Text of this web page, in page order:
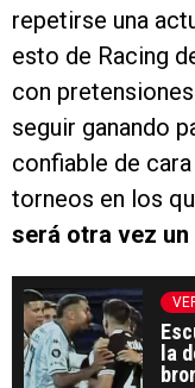
repetirse una
esto de Racing
con
seguir ganando
confiable de
torneos en los
será otra vez un
la